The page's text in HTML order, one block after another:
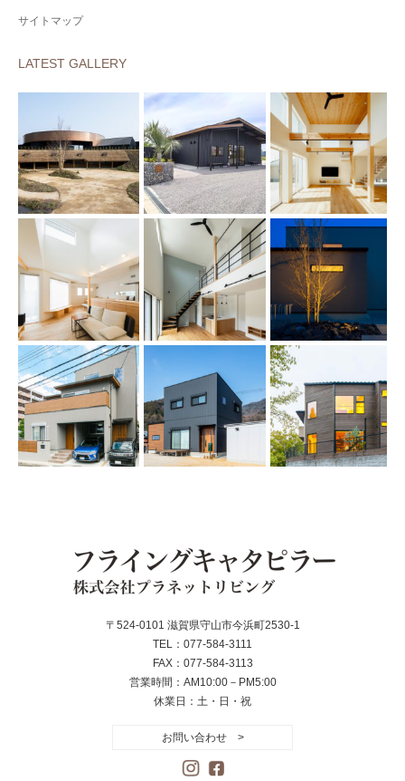
サイトマップ
LATEST GALLERY
〒524-0101 滋賀県守山市今浜町2530-1
TEL：077-584-3111
FAX：077-584-3113
営業時間：AM10:00－PM5:00
休業日：土・日・祝
お問い合わせ >